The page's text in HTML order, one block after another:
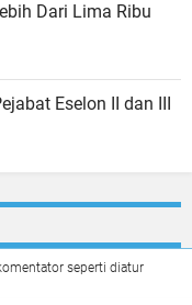
Dari Lima Ribu
Eselon II dan III
seperti diatur